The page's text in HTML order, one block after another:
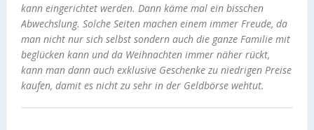
kann eingerichtet werden. Dann käme mal ein bisschen
Abwechslung. Solche Seiten machen einem immer Freude, da
man nicht nur sich selbst sondern auch die ganze Familie mit
beglücken kann und da Weihnachten immer näher rückt,
kann man dann auch exklusive Geschenke zu niedrigen Preise
kaufen, damit es nicht zu sehr in der Geldbörse wehtut.